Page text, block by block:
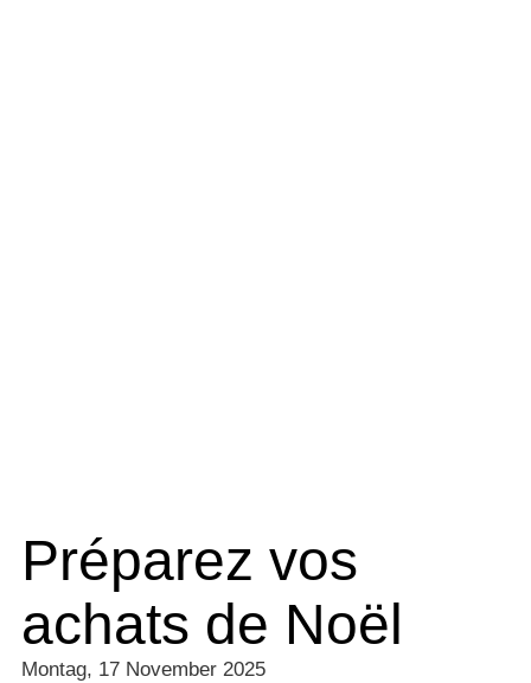
Préparez vos
achats de Noël
Montag, 17 November 2025